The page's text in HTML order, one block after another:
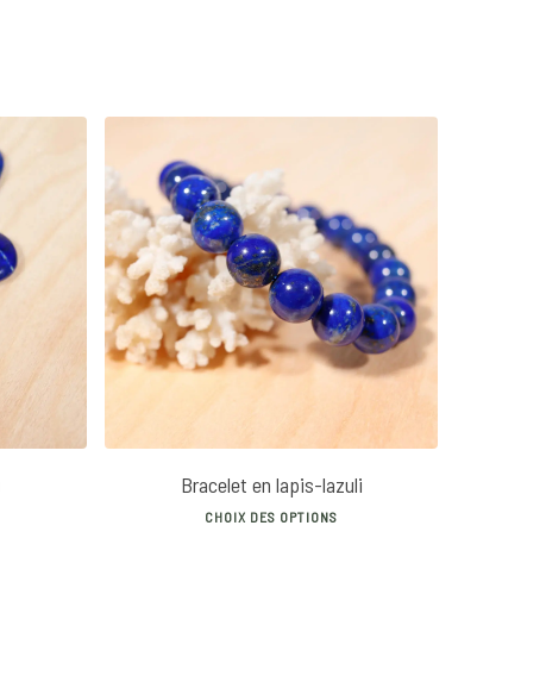
14€ 30€
Bracelet en lapis-lazuli
CHOIX DES OPTIONS